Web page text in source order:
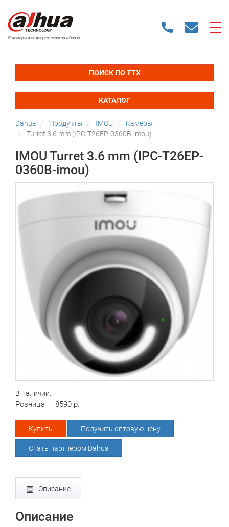
IP камеры и видеорегистраторы Dahua
ПОИСК ПО ТТХ
КАТАЛОГ
Dahua Продукты IMOU
Камеры
Turret 3.6 mm (IPC-T26EP-0360B-imou)
IMOU Turret 3.6 mm (IPC-T26EP-
0360B-imou)
В наличии.
Розница — 8590 р.
Купить Получить оптовую цену
Стать партнёром Dahua
Описание
Описание